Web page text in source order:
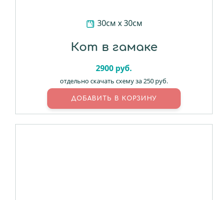
30см х 30см
Кот в гамаке
2900 руб.
отдельно скачать схему за 250 руб.